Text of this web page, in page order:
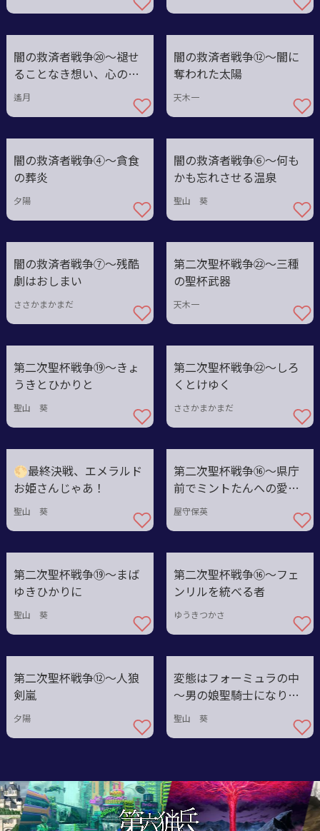
闇の救済者戦争⑳〜褪せ
ることなき想い、心の刃
とならん
遙月
闇の救済者戦争⑫〜闇に
奪われた太陽
天木一
闇の救済者戦争④〜貪食
の葬炎
夕陽
闇の救済者戦争⑥〜何も
かも忘れさせる温泉
聖山 葵
闇の救済者戦争⑦〜残酷
劇はおしまい
ささかまかまだ
第二次聖杯戦争㉒〜三種
の聖杯武器
天木一
第二次聖杯戦争⑲〜きょ
うきとひかりと
聖山 葵
第二次聖杯戦争㉒〜しろ
くとけゆく
ささかまかまだ
🌕最終決戦、エメラルド
お姫さんじゃあ！
聖山 葵
第二次聖杯戦争⑯～県庁
前でミントたんへの愛を
叫ぶ
屋守保英
第二次聖杯戦争⑲〜まば
ゆきひかりに
聖山 葵
第二次聖杯戦争⑯～フェ
ンリルを統べる者
ゆうきつかさ
第二次聖杯戦争⑫〜人狼
剣嵐
夕陽
変態はフォーミュラの中
～男の娘聖騎士になりた
い～
聖山 葵